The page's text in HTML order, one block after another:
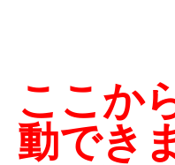
ここか
動でき